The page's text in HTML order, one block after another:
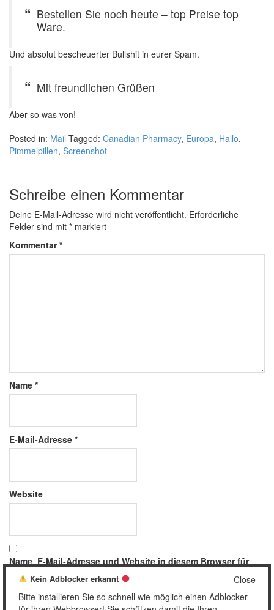
Bestellen Sie noch heute – top Preise top
Ware.
Und absolut bescheuerter Bullshit in eurer Spam.
Mit freundlichen Grüßen
Aber so was von!
Posted in: Mail Tagged: Canadian Pharmacy, Europa, Hallo,
Pimmelpillen, Screenshot
Schreibe einen Kommentar
Deine E-Mail-Adresse wird nicht veröffentlicht. Erforderliche
Felder sind mit * markiert
Kommentar*
Name *
E-Mail-Adresse *
Website
Name, E-Mail-Adresse und Website in diesem Browser für
meinen nächsten Kommentar speichern.
Close
Kein Adblocker erkannt
Bitte installieren Sie so schnell wie möglich einen Adblocker